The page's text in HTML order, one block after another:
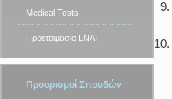
Medical Tests
Προετοιμασία LNAT
Προορισμοί Σπουδών